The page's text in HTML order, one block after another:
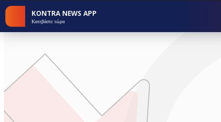
KONTRA NEWS APP
Κατεβάστε τώρα